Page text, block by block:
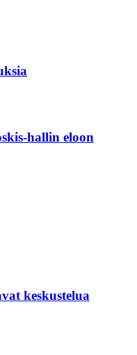
hallin eloon
keskustelua